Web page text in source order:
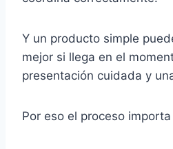
Y un producto simple
mejor si llega en el
presentación cuidada y
Por eso el proceso